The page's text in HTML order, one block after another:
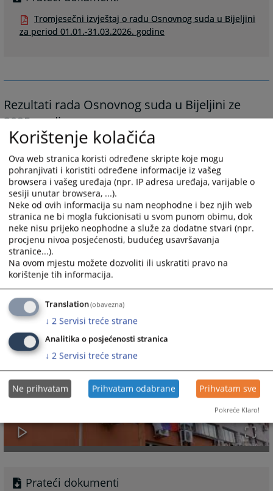
Tromjesečni izvještaj o radu Osnovnog suda u Bijeljini
za period 01.01.-31.03.2026. godine
Rezultati rada Osnovnog suda u Bijeljini ze
2025. godinu
Osnovni sud u Bijeljini, u 2025. godini riješio je 24503
predmeta, dok je u toku 2025. godine zaprimio 20181
predmet i ostvario godišnju normu suda od 126,50%.
Ostvarene rezultate rada suda za 2025. godinu, možete
pogledati sa desne strane u kategoriji "Prateći dokumenti".
899PREGLEDA
Prateći dokumenti
Korištenje kolačića
Ova web stranica koristi određene skripte koje mogu
pohranjivati i koristiti određene informacije iz vašeg
browsera i vašeg uređaja (npr. IP adresa uređaja, varijable o
sesiji unutar browsera, ...).
Neke od ovih informacija su nam neophodne i bez njih web
stranica ne bi mogla fukcionisati u svom punom obimu, dok
neke nisu prijeko neophodne a služe za dodatne stvari (npr.
procjenu nivoa posjećenosti, budućeg usavršavanja
stranice...).
Na ovom mjestu možete dozvoliti ili uskratiti pravo na
korištenje tih informacija.
Translation(obavezna)
↓ 2 Servisi treće strane
Analitika o posjećenosti stranica
↓ 2 Servisi treće strane
Ne prihvatam Prihvatam odabrane Prihvatam sve
Pokreće Klaro!